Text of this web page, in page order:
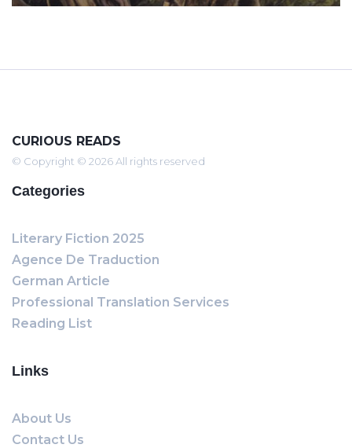
CURIOUS READS
© Copyright © 2026 All rights reserved
Categories
Literary Fiction 2025
Agence De Traduction
German Article
Professional Translation Services
Reading List
Links
About Us
Contact Us